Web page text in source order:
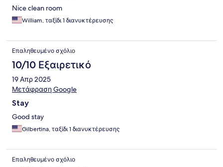
Nice clean room
William, ταξίδι 1 διανυκτέρευσης
Επαληθευμένο σχόλιο
10/10 Εξαιρετικό
19 Απρ 2025
Μετάφραση Google
Stay
Good stay
Gilbertina, ταξίδι 1 διανυκτέρευσης
Επαληθευμένο σχόλιο